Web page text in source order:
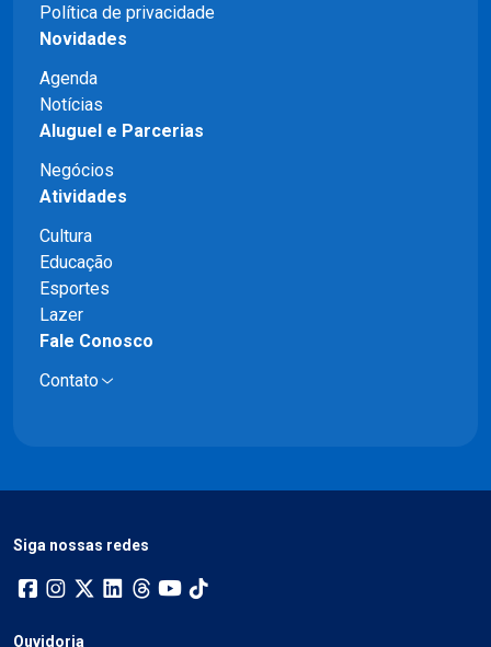
Política de privacidade
Novidades
Agenda
Notícias
Aluguel e Parcerias
Negócios
Atividades
Cultura
Educação
Esportes
Lazer
Fale Conosco
Contato
Siga nossas redes
Ouvidoria